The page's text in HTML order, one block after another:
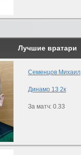
Лучшие вратари
Семенцов Михаил
Динамо 13 2к
За матч: 0.33